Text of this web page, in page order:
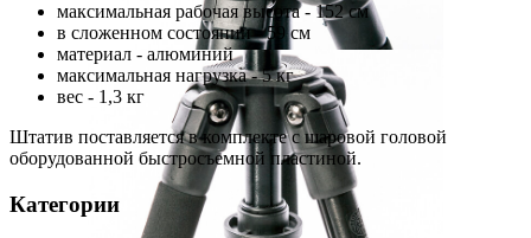
максимальная рабочая высота - 152 см
в сложенном состоянии - 59 см
материал - алюминий
максимальная нагрузка - 5 кг
вес - 1,3 кг
Штатив поставляется в комплекте с шаровой головой
оборудованной быстросъемной пластиной.
Категории